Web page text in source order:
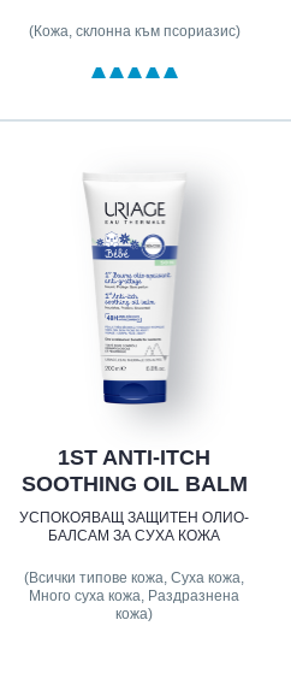
(Кожа, склонна към псориазис)
1ST ANTI-ITCH
SOOTHING OIL BALM
УСПОКОЯВАЩ ЗАЩИТЕН ОЛИО-
БАЛСАМ ЗА СУХА КОЖА
(Всички типове кожа, Суха кожа,
Много суха кожа, Раздразнена
кожа)